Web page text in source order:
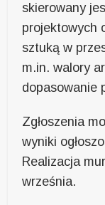
skierowany
projektowych
sztuką w
m.in. walory
dopasowanie
Zgłoszenia
wyniki
Realizacja
września.